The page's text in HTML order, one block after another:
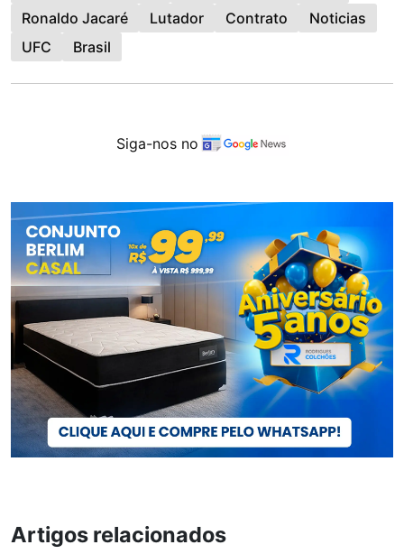
Ronaldo Jacaré
Lutador Contrato
Noticias
UFC
Brasil
Siga-nos no
Artigos relacionados